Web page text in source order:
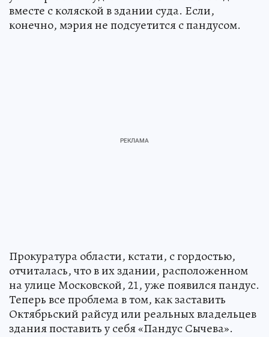
вместе с коляской в здании суда. Если,
конечно, мэрия не подсуетится с пандусом.
Прокуратура области, кстати, с гордостью,
отчиталась, что в их здании, расположенном
на улице Московской, 21, уже появился пандус.
Теперь все проблема в том, как заставить
Октябрьский райсуд или реальных владельцев
здания поставить у себя «Пандус Сычева».